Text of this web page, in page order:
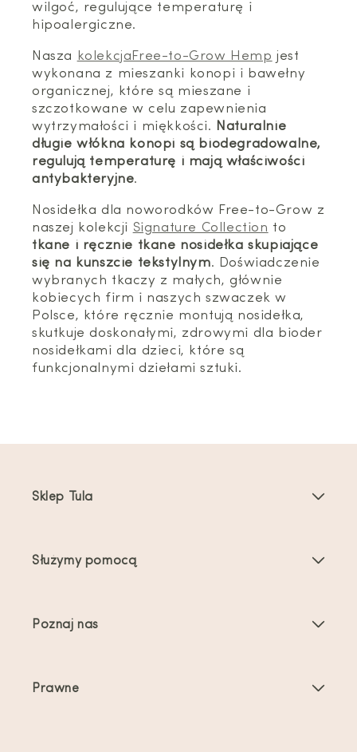
wilgoć, regulujące temperaturę i
hipoalergiczne.
Nasza kolekcjaFree-to-Grow Hemp jest
wykonana z mieszanki konopi i bawełny
organicznej, które są mieszane i
szczotkowane w celu zapewnienia
wytrzymałości i miękkości. Naturalnie
długie włókna konopi są biodegradowalne,
regulują temperaturę i mają właściwości
antybakteryjne.
Nosidełka dla noworodków Free-to-Grow z
naszej kolekcji Signature Collection to
tkane i ręcznie tkane nosidełka skupiające
się na kunszcie tekstylnym. Doświadczenie
wybranych tkaczy z małych, głównie
kobiecych firm i naszych szwaczek w
Polsce, które ręcznie montują nosidełka,
skutkuje doskonałymi, zdrowymi dla bioder
nosidełkami dla dzieci, które są
funkcjonalnymi dziełami sztuki.
Sklep Tula
Oferty i promocje
Służymy pomocą
Poznaj nas
Prawne